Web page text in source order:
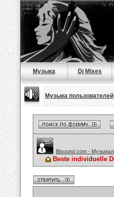
Музыка Dj Mixes
Музыка пользователей
Bisound.com -
Beste individuelle